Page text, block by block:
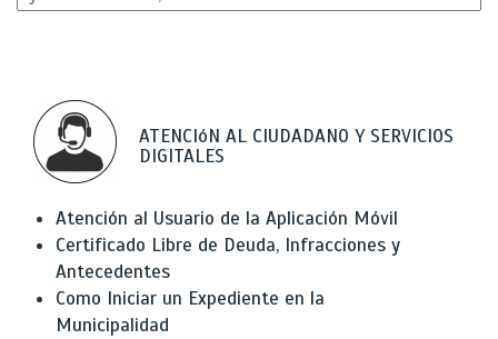
ATENCIóN AL CIUDADANO Y SERVICIOS
DIGITALES
Atención al Usuario de la Aplicación Móvil
Certificado Libre de Deuda, Infracciones y
Antecedentes
Como Iniciar un Expediente en la
Municipalidad